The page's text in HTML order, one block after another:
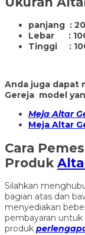
panjang :
Lebar :
Tinggi :
Anda juga dapat
Gereja model
Meja Altar
Meja Altar
Cara
Produk
Silahkan
bagian atas dan
menyediakan
pembayaran
produk